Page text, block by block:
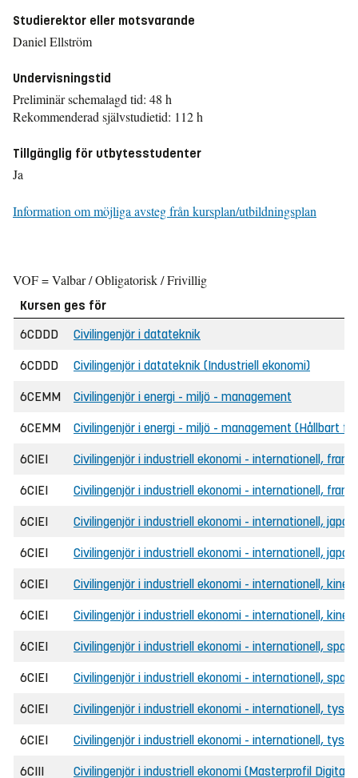
Studierektor eller motsvarande
Daniel Ellström
Undervisningstid
Preliminär schemalagd tid: 48 h
Rekommenderad självstudietid: 112 h
Tillgänglig för utbytesstudenter
Ja
Information om möjliga avsteg från kursplan/utbildningsplan
VOF = Valbar / Obligatorisk / Frivillig
Kursen ges för
6CDDD
Civilingenjör i datateknik
6CDDD Civilingenjör i datateknik (Industriell ekonomi)
6CEMM Civilingenjör i energi - miljö - management
6CEMM Civilingenjör i energi - miljö - management (Hållbart
6CIEI Civilingenjör i industriell ekonomi - internationell,
6CIEI Civilingenjör i industriell ekonomi - internationell,
6CIEI Civilingenjör i industriell ekonomi - internationell,
6CIEI Civilingenjör i industriell ekonomi - internationell,
6CIEI Civilingenjör i industriell ekonomi - internationell,
6CIEI Civilingenjör i industriell ekonomi - internationell,
6CIEI Civilingenjör i industriell ekonomi - internationell,
6CIEI Civilingenjör i industriell ekonomi - internationell,
6CIEI Civilingenjör i industriell ekonomi - internationell,
6CIEI Civilingenjör i industriell ekonomi - internationell,
6CIII Civilingenjör i industriell ekonomi (Masterprofil